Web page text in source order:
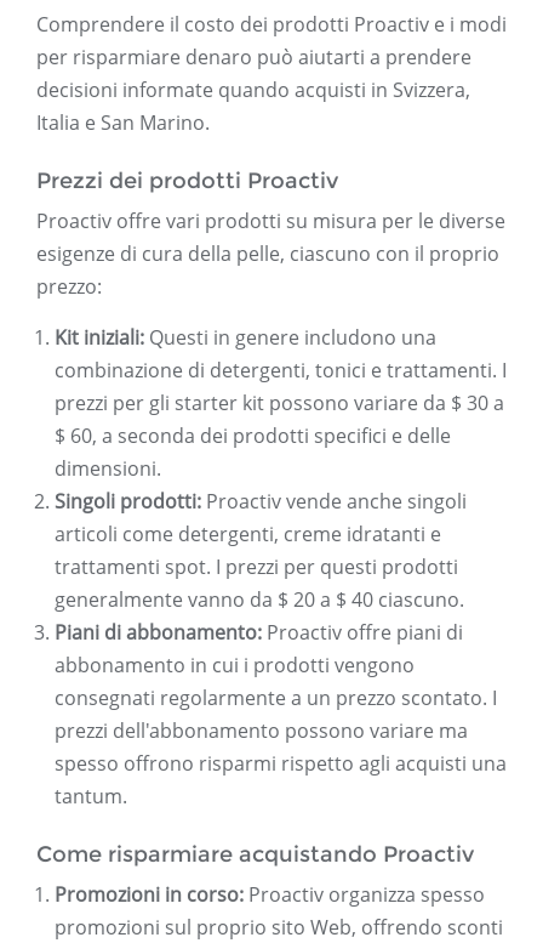
Comprendere il costo dei prodotti Proactiv e i modi
per risparmiare denaro può aiutarti a prendere
decisioni informate quando acquisti in Svizzera,
Italia e San Marino.
Prezzi dei prodotti Proactiv
Proactiv offre vari prodotti su misura per le diverse
esigenze di cura della pelle, ciascuno con il proprio
prezzo:
Kit iniziali: Questi in genere includono una
combinazione di detergenti, tonici e trattamenti. I
prezzi per gli starter kit possono variare da $ 30 a
$ 60, a seconda dei prodotti specifici e delle
dimensioni.
Singoli prodotti: Proactiv vende anche singoli
articoli come detergenti, creme idratanti e
trattamenti spot. I prezzi per questi prodotti
generalmente vanno da $ 20 a $ 40 ciascuno.
Piani di abbonamento: Proactiv offre piani di
abbonamento in cui i prodotti vengono
consegnati regolarmente a un prezzo scontato. I
prezzi dell'abbonamento possono variare ma
spesso offrono risparmi rispetto agli acquisti una
tantum.
Come risparmiare acquistando Proactiv
Promozioni in corso: Proactiv organizza spesso
promozioni sul proprio sito Web, offrendo sconti